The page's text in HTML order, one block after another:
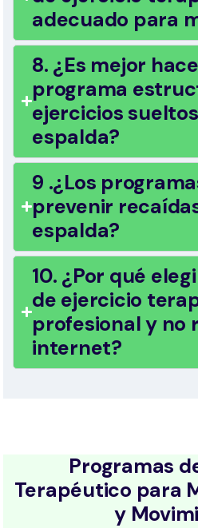
adecuado para
8. ¿Es mejor
programa
ejercicios
espalda?
9 .¿Los
prevenir
espalda?
10. ¿Por qué
de ejercicio
profesional y no
internet?
Programas
Terapéutico para
y